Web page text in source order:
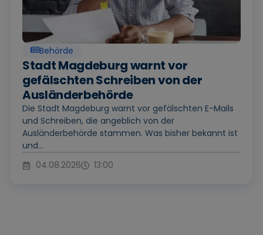
Behörde
Stadt Magdeburg warnt vor
gefälschten Schreiben von der
Ausländerbehörde
Die Stadt Magdeburg warnt vor gefälschten E-Mails
und Schreiben, die angeblich von der
Ausländerbehörde stammen. Was bisher bekannt ist
und...
04.08.2026
13:00